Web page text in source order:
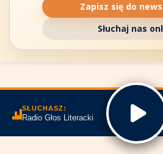
Zapisz się do
Słuchaj nas
SŁUCHASZ:
Radio Głos Literacki